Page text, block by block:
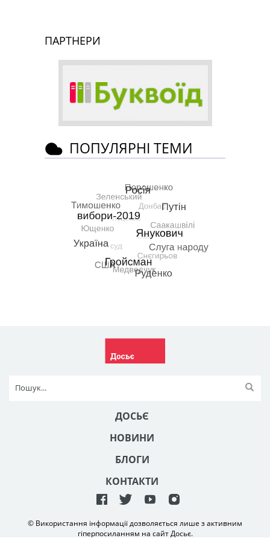
ПАРТНЕРИ
ПОПУЛЯРНІ ТЕМИ
ДОСЬЄ
НОВИНИ
БЛОГИ
КОНТАКТИ
© Використання інформації дозволяється лише з активним
гіперпосиланням на сайт Досьє.